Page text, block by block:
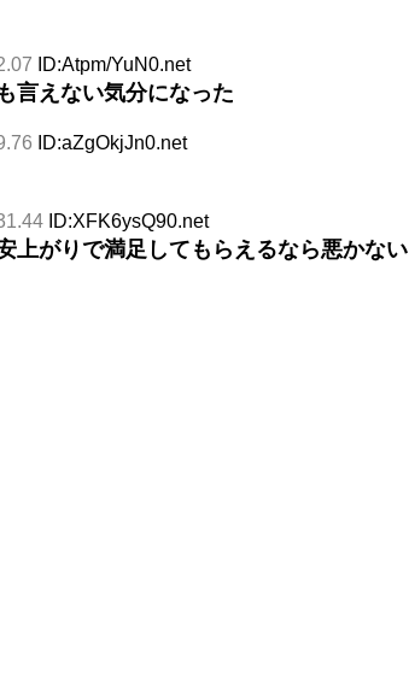
ID:Atpm/YuN0.net
言えない気分になった
ID:aZgOkjJn0.net
ID:XFK6ysQ90.net
上がりで満足してもらえるなら悪かない